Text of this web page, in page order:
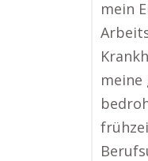
mein
meine